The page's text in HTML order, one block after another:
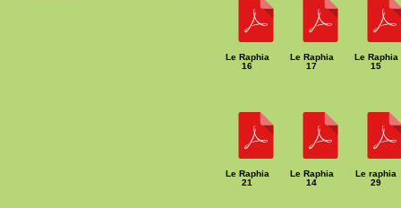
Le Raphia
16
Le Raphia
17
Le Raphia
15
Le Raphia
21
Le Raphia
14
Le raphia
29